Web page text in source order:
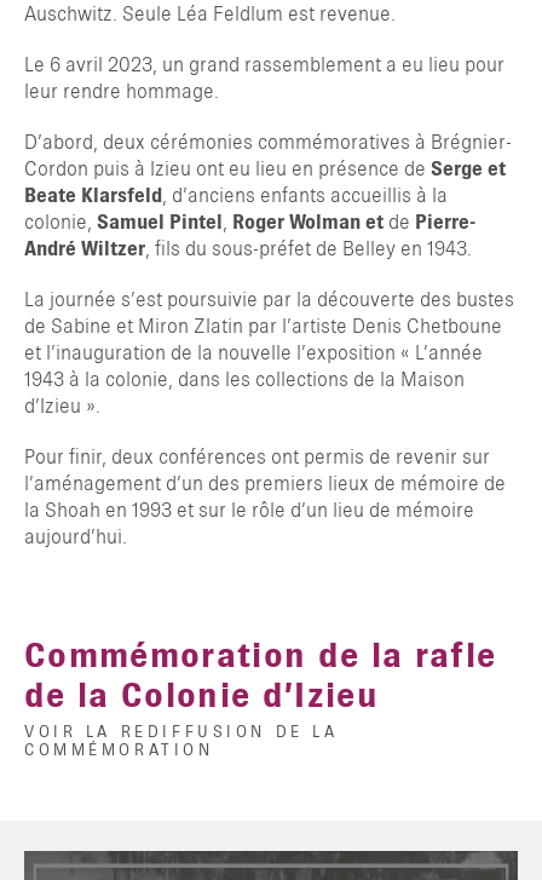
Auschwitz. Seule Léa Feldlum est revenue.
Le 6 avril 2023, un grand rassemblement a eu lieu pour
leur rendre hommage.
D’abord, deux cérémonies commémoratives à Brégnier-
Cordon puis à Izieu ont eu lieu en présence de Serge et
Beate Klarsfeld, d’anciens enfants accueillis à la
colonie, Samuel Pintel , Roger Wolman et de Pierre-
André Wiltzer, fils du sous-préfet de Belley en 1943.
La journée s’est poursuivie par la découverte des bustes
de Sabine et Miron Zlatin par l’artiste Denis Chetboune
et l’inauguration de la nouvelle l’exposition « L’année
1943 à la colonie, dans les collections de la Maison
d’Izieu ».
Pour finir, deux conférences ont permis de revenir sur
l’aménagement d’un des premiers lieux de mémoire de
la Shoah en 1993 et sur le rôle d’un lieu de mémoire
aujourd’hui.
Commémoration de la rafle
de la Colonie d’Izieu
VOIR LA REDIFFUSION DE LA
COMMÉMORATION